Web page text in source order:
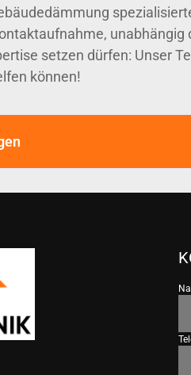
setzen dürfen: Unser
können!